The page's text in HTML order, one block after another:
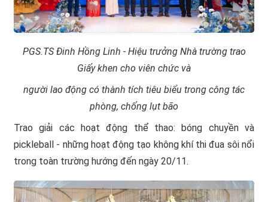
PGS.TS Đinh Hồng Linh - Hiệu trưởng Nhà trường trao
Giấy khen cho viên chức và
người lao động có thành tích tiêu biểu trong công tác
phòng, chống lụt bão
Trao giải các hoạt động thể thao: bóng chuyền và
pickleball - những hoạt động tạo không khí thi đua sôi nổi
trong toàn trường hướng đến ngày 20/11.